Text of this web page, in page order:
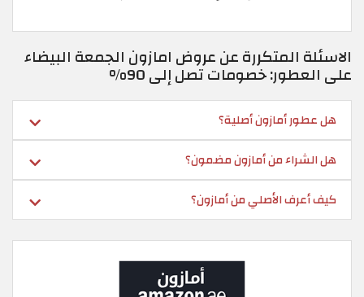
الاسئلة المتكررة عن عروض امازون الجمعة البيضاء
على العطور: خصومات تصل إلى 90%
هل عطور أمازون أصلية؟
هل الشراء من أمازون مضمون؟
كيف أعرف الأصلي من أمازون؟